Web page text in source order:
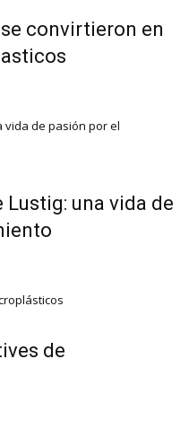
convirtieron en
Lustig: una vida de
de